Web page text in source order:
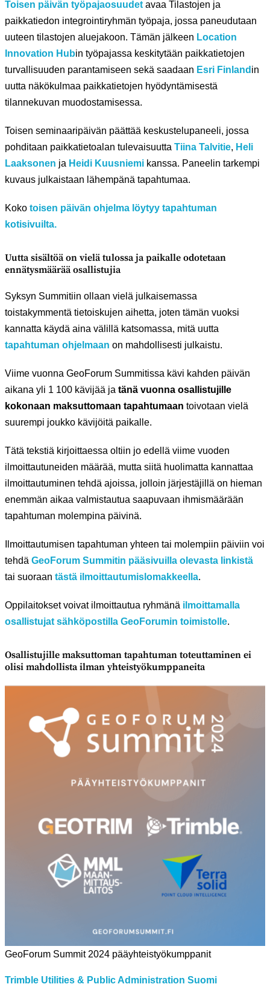
Toisen päivän työpajaosuudet avaa Tilastojen ja
paikkatiedon integrointiryhmän työpaja, jossa paneudutaan
uuteen tilastojen aluejakoon. Tämän jälkeen Location
Innovation Hubin työpajassa keskitytään paikkatietojen
turvallisuuden parantamiseen sekä saadaan Esri Finland in
uutta näkökulmaa paikkatietojen hyödyntämisestä
tilannekuvan muodostamisessa.
Toisen seminaaripäivän päättää keskustelupaneeli, jossa
pohditaan paikkatietoalan tulevaisuutta Tiina Talvitie, Heli
Laaksonen ja Heidi Kuusniemi kanssa. Paneelin tarkempi
kuvaus julkaistaan lähempänä tapahtumaa.
Koko toisen päivän ohjelma löytyy tapahtuman
kotisivuilta.
Uutta sisältöä on vielä tulossa ja paikalle odotetaan
ennätysmäärää osallistujia
Syksyn Summitiin ollaan vielä julkaisemassa
toistakymmentä tietoiskujen aihetta, joten tämän vuoksi
kannatta käydä aina välillä katsomassa, mitä uutta
tapahtuman ohjelmaan on mahdollisesti julkaistu.
Viime vuonna GeoForum Summitissa kävi kahden päivän
aikana yli 1 100 kävijää ja tänä vuonna osallistujille
kokonaan maksuttomaan tapahtumaan toivotaan vielä
suurempi joukko kävijöitä paikalle.
Tätä tekstiä kirjoittaessa oltiin jo edellä viime vuoden
ilmoittautuneiden määrää, mutta siitä huolimatta kannattaa
ilmoittautuminen tehdä ajoissa, jolloin järjestäjillä on hieman
enemmän aikaa valmistautua saapuvaan ihmismäärään
tapahtuman molempina päivinä.
Ilmoittautumisen tapahtuman yhteen tai molempiin päiviin voi
tehdä GeoForum Summitin pääsivuilla olevasta linkistä
tai suoraan tästä ilmoittautumislomakkeella.
Oppilaitokset voivat ilmoittautua ryhmänä ilmoittamalla
osallistujat sähköpostilla GeoForumin toimistolle.
Osallistujille maksuttoman tapahtuman toteuttaminen ei
olisi mahdollista ilman yhteistyökumppaneita
GeoForum Summit 2024 pääyhteistyökumppanit
Trimble Utilities & Public Administration Suomi